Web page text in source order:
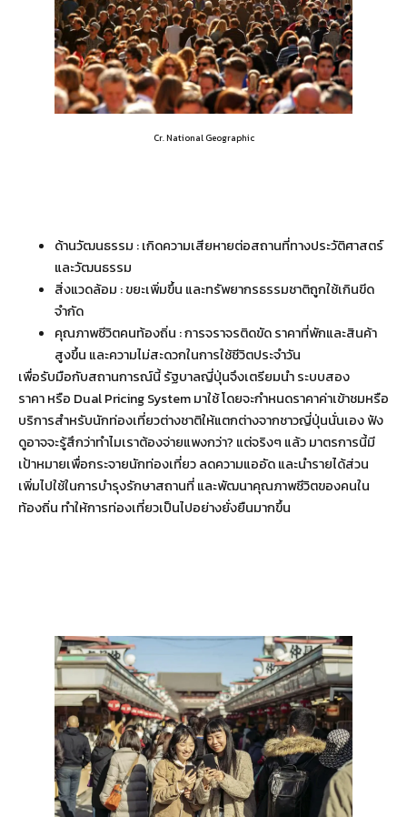
Cr. National Geographic
ด้านวัฒนธรรม : เกิดความเสียหายต่อสถานที่ทางประวัติศาสตร์
และวัฒนธรรม
สิ่งแวดล้อม : ขยะเพิ่มขึ้น และทรัพยากรธรรมชาติถูกใช้เกินขีด
จำกัด
คุณภาพชีวิตคนท้องถิ่น : การจราจรติดขัด ราคาที่พักและสินค้า
สูงขึ้น และความไม่สะดวกในการใช้ชีวิตประจำวัน
เพื่อรับมือกับสถานการณ์นี้ รัฐบาลญี่ปุ่นจึงเตรียมนำ ระบบสอง
ราคา หรือ Dual Pricing System มาใช้ โดยจะกำหนดราคาค่าเข้าชมหรือ
บริการสำหรับนักท่องเที่ยวต่างชาติให้แตกต่างจากชาวญี่ปุ่นนั่นเอง ฟัง
ดูอาจจะรู้สึกว่าทำไมเราต้องจ่ายแพงกว่า? แต่จริงๆ แล้ว มาตรการนี้มี
เป้าหมายเพื่อกระจายนักท่องเที่ยว ลดความแออัด และนำรายได้ส่วน
เพิ่มไปใช้ในการบำรุงรักษาสถานที่ และพัฒนาคุณภาพชีวิตของคนใน
ท้องถิ่น ทำให้การท่องเที่ยวเป็นไปอย่างยั่งยืนมากขึ้น